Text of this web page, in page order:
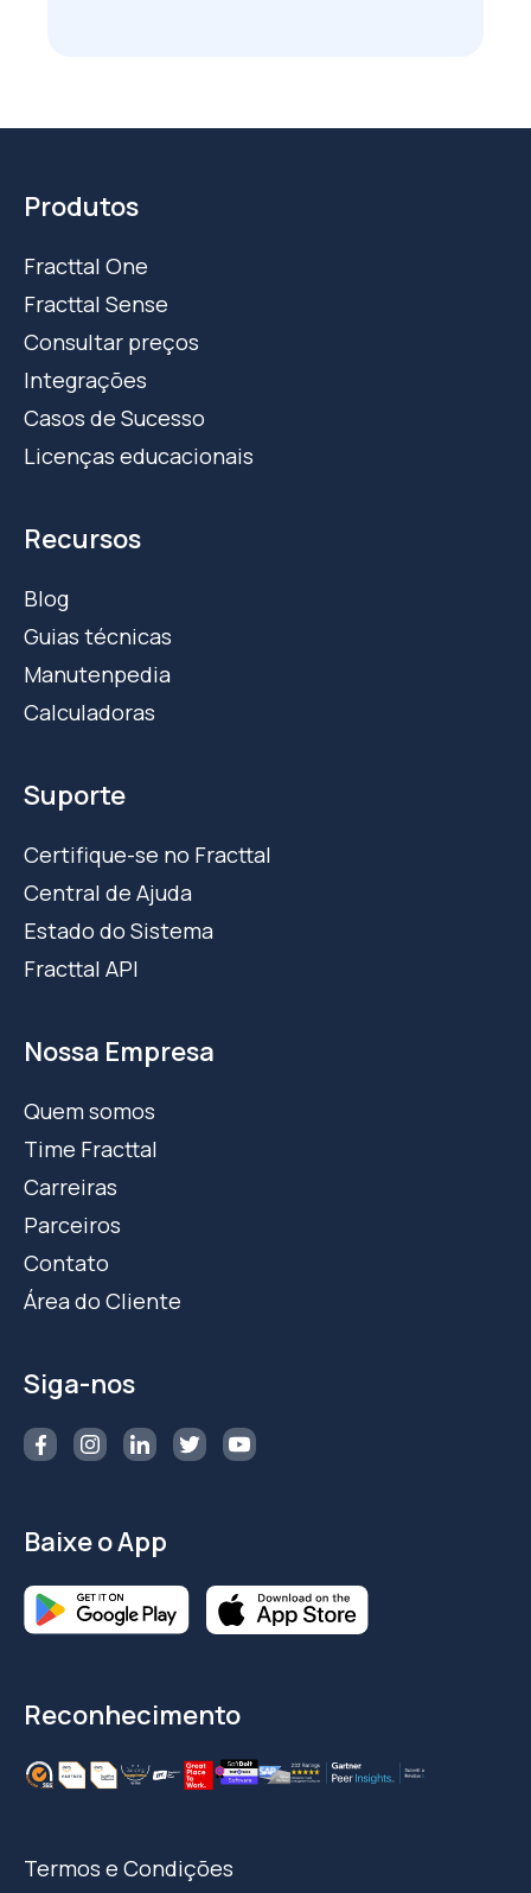
Produtos
Fracttal One
Fracttal Sense
Consultar preços
Integrações
Casos de Sucesso
Licenças educacionais
Recursos
Blog
Guias técnicas
Manutenpedia
Calculadoras
Suporte
Certifique-se no Fracttal
Central de Ajuda
Estado do Sistema
Fracttal API
Nossa Empresa
Quem somos
Time Fracttal
Carreiras
Parceiros
Contato
Área do Cliente
Siga-nos
Baixe o App
Reconhecimento
Termos e Condições